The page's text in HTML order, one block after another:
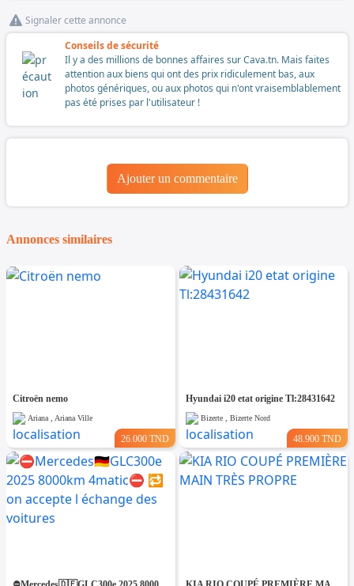
Signaler cette annonce
Conseils de sécurité
Il y a des millions de bonnes affaires sur Cava.tn. Mais faites
attention aux biens qui ont des prix ridiculement bas, aux
photos génériques, ou aux photos qui n'ont vraisemblablement
pas été prises par l'utilisateur !
Ajouter un commentaire
Annonces similaires
Citroën nemo
Ariana , Ariana Ville
26.000 TND
Hyundai i20 etat origine Tl:28431642
Bizerte , Bizerte Nord
48.900 TND